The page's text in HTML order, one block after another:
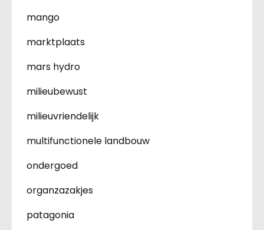
mango
marktplaats
mars hydro
milieubewust
milieuvriendelijk
multifunctionele landbouw
ondergoed
organzazakjes
patagonia